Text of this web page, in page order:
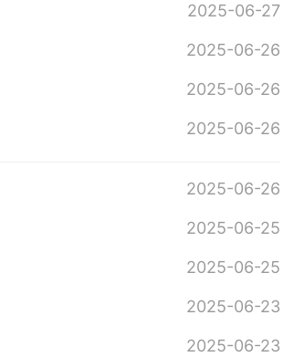
2025-06-27
2025-06-26
2025-06-26
2025-06-26
2025-06-26
2025-06-25
2025-06-25
2025-06-23
2025-06-23